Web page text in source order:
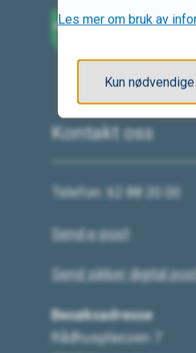
Kontakt oss
Telefon: 62 88 20 00
Send e-post
Send sikker digital post
Besøksadresse
Rådhusplassen 7
Les mer om bruk av
Kun nødvendige